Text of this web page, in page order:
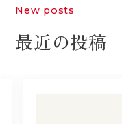
New posts
最近の投稿